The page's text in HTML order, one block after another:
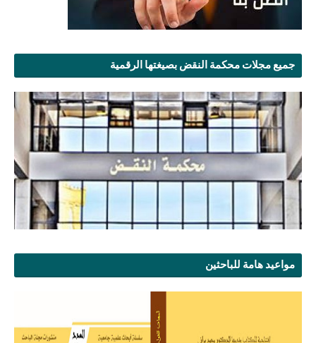
جميع مجلات محكمة النقض بصيغتها الرقمية
مواعيد هامة للباحثين